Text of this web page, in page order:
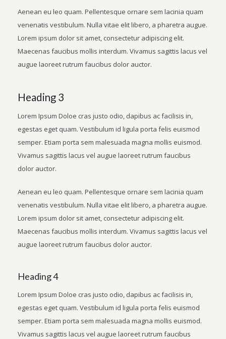
Aenean eu leo quam. Pellentesque ornare sem lacinia quam
venenatis vestibulum. Nulla vitae elit libero, a pharetra augue.
Lorem ipsum dolor sit amet, consectetur adipiscing elit.
Maecenas faucibus mollis interdum. Vivamus sagittis lacus vel
augue laoreet rutrum faucibus dolor auctor.
Heading 3
Lorem Ipsum Doloe cras justo odio, dapibus ac facilisis in,
egestas eget quam. Vestibulum id ligula porta felis euismod
semper. Etiam porta sem malesuada magna mollis euismod.
Vivamus sagittis lacus vel augue laoreet rutrum faucibus
dolor auctor.
Aenean eu leo quam. Pellentesque ornare sem lacinia quam
venenatis vestibulum. Nulla vitae elit libero, a pharetra augue.
Lorem ipsum dolor sit amet, consectetur adipiscing elit.
Maecenas faucibus mollis interdum. Vivamus sagittis lacus vel
augue laoreet rutrum faucibus dolor auctor.
Heading 4
Lorem Ipsum Doloe cras justo odio, dapibus ac facilisis in,
egestas eget quam. Vestibulum id ligula porta felis euismod
semper. Etiam porta sem malesuada magna mollis euismod.
Vivamus sagittis lacus vel augue laoreet rutrum faucibus